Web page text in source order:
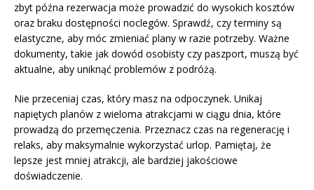
zbyt późna rezerwacja może prowadzić do wysokich kosztów
oraz braku dostępności noclegów. Sprawdź, czy terminy są
elastyczne, aby móc zmieniać plany w razie potrzeby. Ważne
dokumenty, takie jak dowód osobisty czy paszport, muszą być
aktualne, aby uniknąć problemów z podróżą.
Nie przeceniaj czas, który masz na odpoczynek. Unikaj
napiętych planów z wieloma atrakcjami w ciągu dnia, które
prowadzą do przemęczenia. Przeznacz czas na regenerację i
relaks, aby maksymalnie wykorzystać urlop. Pamiętaj, że
lepsze jest mniej atrakcji, ale bardziej jakościowe
doświadczenie.